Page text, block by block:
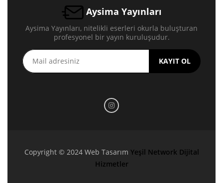
Aysima Yayınları
Aysima Yayınları, nitelikli eserleri okurla buluşturan
profesyonel bir yayın kuruluşudur.
KAYIT OL
Copyright © 2024 Web Tasarım Yeşil Network Dijital
Hizmetler